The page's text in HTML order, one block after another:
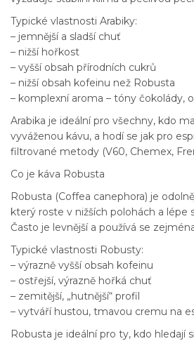
Typické vlastnosti Arabiky:
– jemnější a sladší chuť
– nižší hořkost
– vyšší obsah přírodních cukrů
– nižší obsah kofeinu než Robusta
– komplexní aroma – tóny čokolády,
Arabika je ideální pro všechny, kdo
vyváženou kávu, a hodí se jak pro
filtrované metody (V60, Chemex,
Co je káva Robusta
Robusta (Coffea canephora) je
který roste v nižších polohách a lépe
Často je levnější a používá se
Typické vlastnosti Robusty:
– výrazně vyšší obsah kofeinu
– ostřejší, výrazně hořká chuť
– zemitější, „hutnější“ profil
– vytváří hustou, tmavou cremu na
Robusta je ideální pro ty, kdo hledají